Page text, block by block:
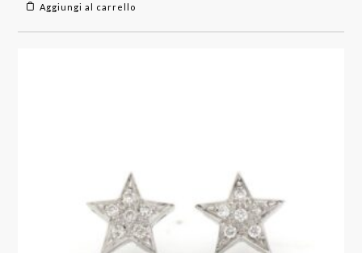
Aggiungi al carrello